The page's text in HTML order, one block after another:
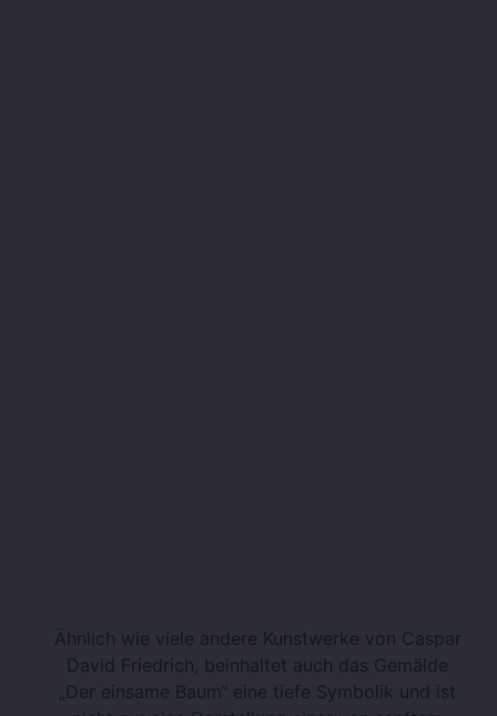
Ähnlich wie viele andere Kunstwerke von Caspar
David Friedrich, beinhaltet auch das Gemälde
„Der einsame Baum“ eine tiefe Symbolik und ist